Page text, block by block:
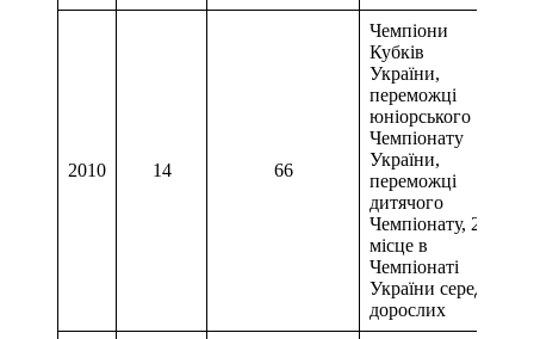
2010 14 66
Чемпіони
Кубків
України,
переможці
юніорського
Чемпіонату
України,
переможці
дитячого
Чемпіонату, 2
місце в
Чемпіонаті
України серед
дорослих